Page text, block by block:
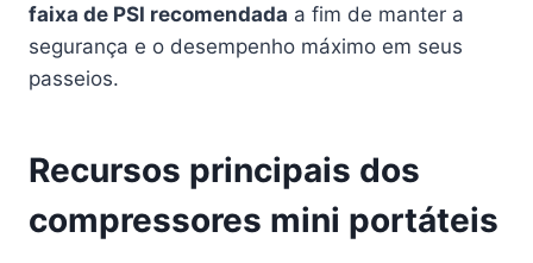
faixa de PSI recomendada a fim de manter a
segurança e o desempenho máximo em seus
passeios.
Recursos principais dos
compressores mini portáteis